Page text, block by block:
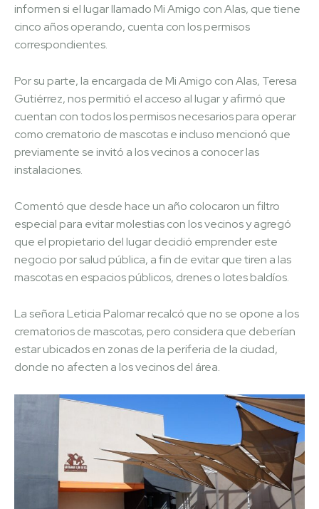
informen si el lugar llamado Mi Amigo con Alas, que tiene
cinco años operando, cuenta con los permisos
correspondientes.
Por su parte, la encargada de Mi Amigo con Alas, Teresa
Gutiérrez, nos permitió el acceso al lugar y afirmó que
cuentan con todos los permisos necesarios para operar
como crematorio de mascotas e incluso mencionó que
previamente se invitó a los vecinos a conocer las
instalaciones.
Comentó que desde hace un año colocaron un filtro
especial para evitar molestias con los vecinos y agregó
que el propietario del lugar decidió emprender este
negocio por salud pública, a fin de evitar que tiren a las
mascotas en espacios públicos, drenes o lotes baldíos.
La señora Leticia Palomar recalcó que no se opone a los
crematorios de mascotas, pero considera que deberían
estar ubicados en zonas de la periferia de la ciudad,
donde no afecten a los vecinos del área.